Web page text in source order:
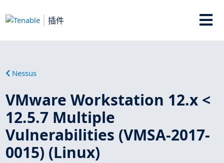
插件
Nessus
VMware Workstation 12.x <
12.5.7 Multiple
Vulnerabilities (VMSA-2017-
0015) (Linux)